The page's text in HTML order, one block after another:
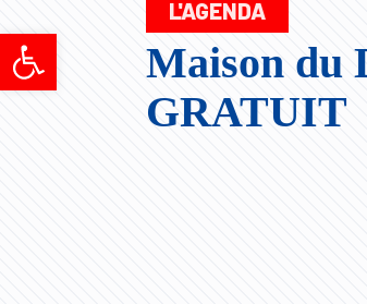
Ouvrir la barre d’outils
L'AGENDA
Maison du
GRATUIT